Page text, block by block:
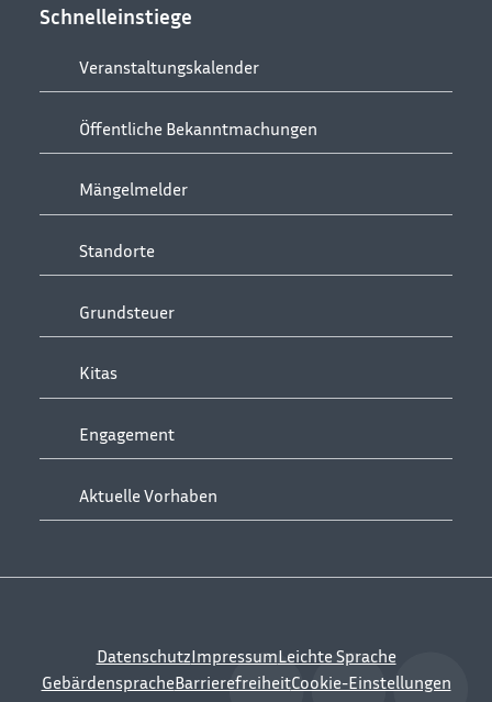
Schnelleinstiege
Veranstaltungskalender
Öffentliche Bekanntmachungen
Mängelmelder
Standorte
Grundsteuer
Kitas
Engagement
Aktuelle Vorhaben
DatenschutzImpressumLeichte Sprache
GebärdenspracheBarrierefreiheitCookie-Einstellungen